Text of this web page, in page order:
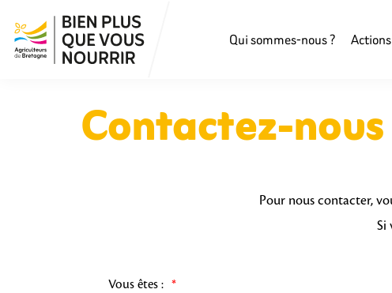
Qui sommes-nous ? Actions
Contactez-nous